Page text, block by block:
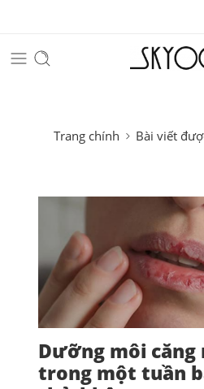
Trang chính Bài viết
Dưỡng môi căng
trong một tuần